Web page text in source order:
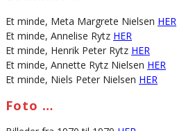
Et minde, Meta Margrete Nielsen HER
Et minde, Annelise Rytz HER
Et minde, Henrik Peter Rytz HER
Et minde, Annette Rytz Nielsen HER
Et minde, Niels Peter Nielsen HER
Foto …